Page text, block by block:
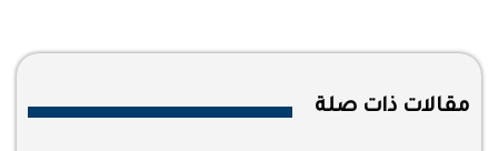
مقالات ذات صلة